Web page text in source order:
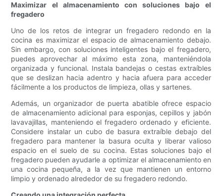
Maximizar el almacenamiento con soluciones bajo el
fregadero
Uno de los retos de integrar un fregadero redondo en la
cocina es maximizar el espacio de almacenamiento debajo.
Sin embargo, con soluciones inteligentes bajo el fregadero,
puedes aprovechar al máximo esta zona, manteniéndola
organizada y funcional. Instala bandejas o cestas extraíbles
que se deslizan hacia adentro y hacia afuera para acceder
fácilmente a los productos de limpieza, ollas y sartenes.
Además, un organizador de puerta abatible ofrece espacio
de almacenamiento adicional para esponjas, cepillos y jabón
lavavajillas, manteniendo el fregadero ordenado y eficiente.
Considere instalar un cubo de basura extraíble debajo del
fregadero para mantener la basura oculta y liberar valioso
espacio en el suelo de su cocina. Estas soluciones bajo el
fregadero pueden ayudarle a optimizar el almacenamiento en
una cocina pequeña, a la vez que mantienen un entorno
limpio y ordenado alrededor de su fregadero redondo.